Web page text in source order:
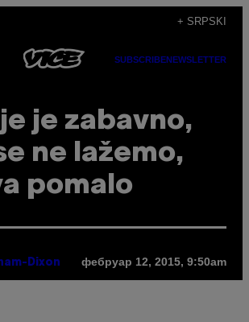
+ SRPSKI
SUBSCRIBENEWSLETTER
je zabavno,
ne lažemo,
pomalo
Dixon фебруар 12, 2015, 9:50am